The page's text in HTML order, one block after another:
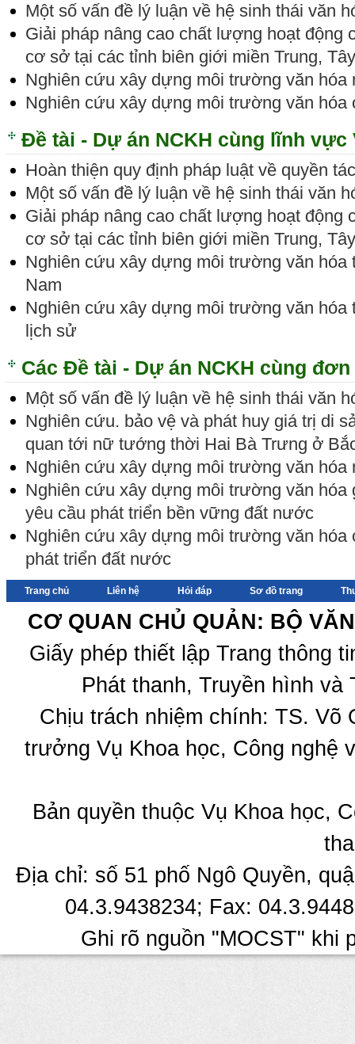
Một số vấn đề lý luận về hệ sinh thái văn
Giải pháp nâng cao chất lượng hoạt động
cơ sở tại các tỉnh biên giới miền Trung,
Nghiên cứu xây dựng môi trường văn hóa
Nghiên cứu xây dựng môi trường văn
Đề tài - Dự án NCKH cùng lĩnh vực
Hoàn thiện quy định pháp luật về quyền
Một số vấn đề lý luận về hệ sinh thái văn
Giải pháp nâng cao chất lượng hoạt động
cơ sở tại các tỉnh biên giới miền Trung,
Nghiên cứu xây dựng môi trường văn hóa
Nam
Nghiên cứu xây dựng môi trường văn hóa
lịch sử
Các Đề tài - Dự án NCKH cùng
Một số vấn đề lý luận về hệ sinh thái văn
Nghiên cứu. bảo vệ và phát huy giá trị di
quan tới nữ tướng thời Hai Bà Trưng ở
Nghiên cứu xây dựng môi trường văn hóa
Nghiên cứu xây dựng môi trường văn
yêu cầu phát triển bền vững đất nước
Nghiên cứu xây dựng môi trường văn hóa
phát triển đất nước
Trang chủ Liên hệ Hỏi đáp Sơ đồ trang
CƠ QUAN CHỦ QUẢN: BỘ
Giấy phép thiết lập Trang thông
Phát thanh, Truyền hình
Chịu trách nhiệm chính: TS.
trưởng Vụ Khoa học, Công nghệ
Bản quyền thuộc Vụ Khoa học,
Địa chỉ: số 51 phố Ngô Quyền,
04.3.9438234; Fax:
Ghi rõ nguồn "MOCST" khi